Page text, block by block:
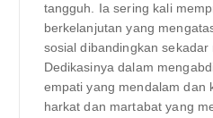
tangguh. Ia sering kali
berkelanjutan yang
sosial dibandingkan sekadar
Dedikasinya dalam
empati yang mendalam dan
harkat dan martabat yang